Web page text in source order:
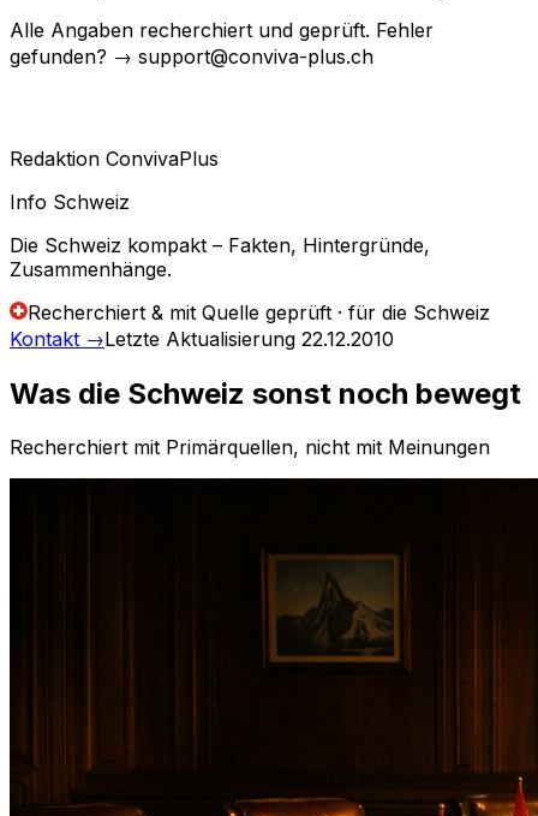
Alle Angaben recherchiert und geprüft. Fehler
gefunden? → support@conviva-plus.ch
Redaktion ConvivaPlus
Info Schweiz
Die Schweiz kompakt – Fakten, Hintergründe,
Zusammenhänge.
Recherchiert & mit Quelle geprüft · für die Schweiz
Kontakt →Letzte Aktualisierung 22.12.2010
Was die Schweiz sonst noch bewegt
Recherchiert mit Primärquellen, nicht mit Meinungen